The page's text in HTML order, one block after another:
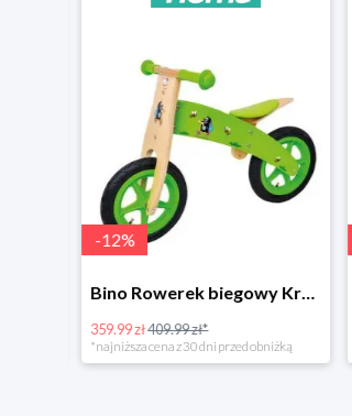
-12%
Bino Rowerek biegowy Krecik
359.99 zł409.99 zł*
*najniższa cena z 30 dni przed obniżką